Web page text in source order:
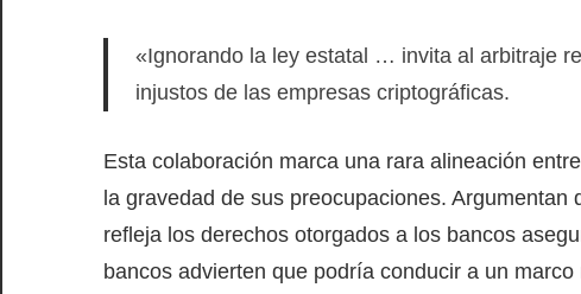
«Ignorando la ley estatal … invita al arbitraje
injustos de las empresas criptográficas.
Esta colaboración marca una rara alineación
la gravedad de sus preocupaciones.
refleja los derechos otorgados a los bancos
bancos advierten que podría conducir a un